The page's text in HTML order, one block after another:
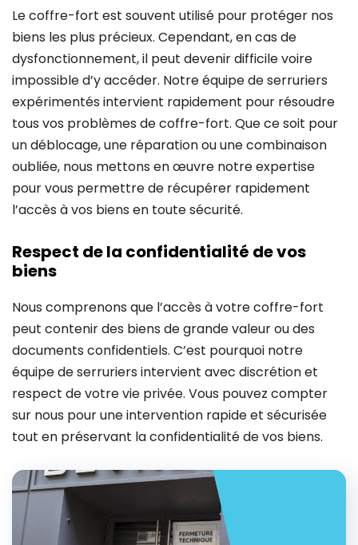
Le coffre-fort est souvent utilisé pour protéger nos
biens les plus précieux. Cependant, en cas de
dysfonctionnement, il peut devenir difficile voire
impossible d’y accéder. Notre équipe de serruriers
expérimentés intervient rapidement pour résoudre
tous vos problèmes de coffre-fort. Que ce soit pour
un déblocage, une réparation ou une combinaison
oubliée, nous mettons en œuvre notre expertise
pour vous permettre de récupérer rapidement
l’accès à vos biens en toute sécurité.
Respect de la confidentialité de vos
biens
Nous comprenons que l’accès à votre coffre-fort
peut contenir des biens de grande valeur ou des
documents confidentiels. C’est pourquoi notre
équipe de serruriers intervient avec discrétion et
respect de votre vie privée. Vous pouvez compter
sur nous pour une intervention rapide et sécurisée
tout en préservant la confidentialité de vos biens.